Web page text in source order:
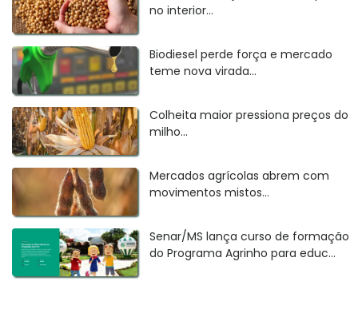
no interior...
Biodiesel perde força e mercado
teme nova virada...
Colheita maior pressiona preços do
milho...
Mercados agrícolas abrem com
movimentos mistos...
Senar/MS lança curso de formação
do Programa Agrinho para educ...